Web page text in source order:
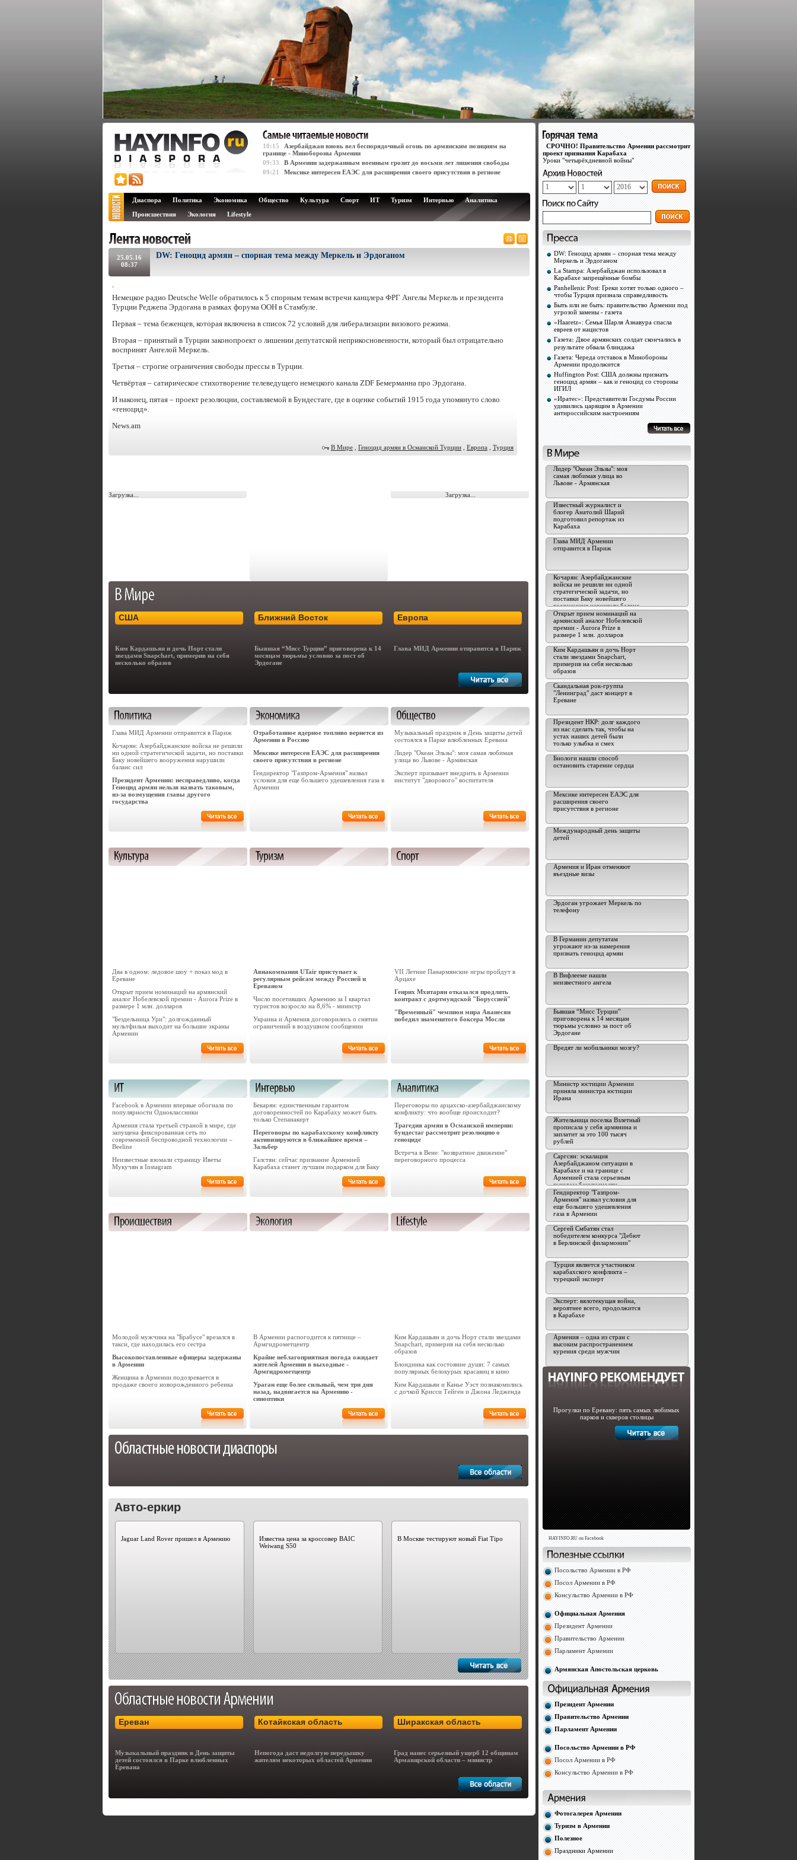
10:15
Азербайджан вновь вел беспорядочный огонь по армянским позициям на
границе - Минобороны Армении
09:33
В Армении задержанным военным грозит до восьми лет лишения свободы
09:21
Мексике интересен ЕАЭС для расширения своего присутствия в регионе
Диаспора Политика Экономика Общество Культура Спорт ИТ Туризм Интервью
Аналитика
Происшествия
Экология Lifestyle
25.05.16
08:37
DW: Геноцид армян – спорная тема между Меркель и Эрдоганом
Немецкое радио Deutsche Welle обратилось к 5 спорным темам встречи канцлера ФРГ Ангелы Меркель и президента
Турции Реджепа Эрдогана в рамках форума ООН в Стамбуле.
Первая – тема беженцев, которая включена в список 72 условий для либерализации визового режима.
Вторая – принятый в Турции законопроект о лишении депутатской неприкосновенности, который был отрицательно
воспринят Ангелой Меркель.
Третья – строгие ограничения свободы прессы в Турции.
Четвёртая – сатирическое стихотворение телеведущего немецкого канала ZDF Бемерманна про Эрдогана.
И наконец, пятая – проект резолюции, составляемой в Бундестаге, где в оценке событий 1915 года упомянуто слово
«геноцид».
News.am
В Мире Геноцид армян в Османской Турции Европа Турция
Загрузка... Загрузка...
США
Ким Кардашьян и дочь Норт стали
звездами Snapchart, примерив на себя
несколько образов
Ближний Восток
Бывшая “Мисс Турции” приговорена к 14
месяцам тюрьмы условно за пост об
Эрдогане
Европа
Глава МИД Армении отправится в Париж
Глава МИД Армении отправится в Париж
Кочарян: Азербайджанские войска не решили
ни одной стратегической задачи, но поставки
Баку новейшего вооружения нарушили
баланс сил
Президент Армении: несправедливо, когда
Геноцид армян нельзя назвать таковым,
из-за возмущения главы другого
государства
Отработанное ядерное топливо вернется из
Армении в Россию
Мексике интересен ЕАЭС для расширения
своего присутствия в регионе
Гендиректор "Газпром-Армения" назвал
условия для еще большего удешевления газа в
Армении
Музыкальный праздник в День защиты детей
состоялся в Парке влюбленных Еревана
Лидер "Океан Эльзы": моя самая любимая
улица во Львове - Армянская
Эксперт призывает внедрить в Армении
институт "дворового" воспитателя
Два в одном: ледовое шоу + показ мод в
Ереване
Открыт прием номинаций на армянский
аналог Нобелевской премии - Aurora Prize в
размере 1 млн. долларов
"Бездельница Ури": долгожданный
мультфильм выходит на большие экраны
Армении
Авиакомпания UTair приступает к
регулярным рейсам между Россией и
Ереваном
Число посетивших Армению за I квартал
туристов возросло на 8,6% - министр
Украина и Армения договорились о снятии
ограничений в воздушном сообщении
VII Летние Панармянские игры пройдут в
Арцахе
Генрих Мхитарян отказался продлить
контракт с дортмундской "Боруссией"
"Временный" чемпион мира Аванесян
победил знаменитого боксера Мосли
Facebook в Армении впервые обогнала по
популярности Одноклассники
Армения стала третьей страной в мире, где
запущена фиксированная сеть по
современной беспроводной технологии –
Beeline
Неизвестные взомали страницу Иветы
Мукучян в Instagram
Бекарян: единственным гарантом
договоренностей по Карабаху может быть
только Степанакерт
Переговоры по карабахскому конфликту
активизируются в ближайшее время –
Зальбер
Галстян: сейчас признание Арменией
Карабаха станет лучшим подарком для Баку
Переговоры по арцахско-азербайджанскому
конфликту: что вообще происходит?
Трагедия армян в Османской империи:
бундестаг рассмотрит резолюцию о
геноциде
Встреча в Вене: "возвратное движение"
переговорного процесса
Молодой мужчина на "Брабусе" врезался в
такси, где находилась его сестра
Высокопоставленные офицеры задержаны
в Армении
Женщина в Армении подозревается в
продаже своего новорожденного ребенка
В Армении распогодится к пятнице –
Армгидрометцентр
Крайне неблагоприятная погода ожидает
жителей Армении в выходные -
Армгидрометцентр
Ураган еще более сильный, чем три дня
назад, надвигается на Армению -
синоптики
Ким Кардашьян и дочь Норт стали звездами
Snapchart, примерив на себя несколько
образов
Блондинка как состояние души: 7 самых
популярных белокурых красавиц в кино
Ким Кардашьян и Канье Уэст познакомились
с дочкой Крисси Тейген и Джона Ледженда
Авто-еркир
Jaguar Land Rover пришел в Армению
Известна цена за кроссовер BAIC
Weiwang S50
В Москве тестируют новый Fiat Tipo
Ереван
Музыкальный праздник в День защиты
детей состоялся в Парке влюбленных
Еревана
Котайкская область
Непогода даст недолгую передышку
жителям некоторых областей Армении
Ширакская область
Град нанес серьезный ущерб 12 общинам
Армавирской области – министр
СРОЧНО! Правительство Армении рассмотрит
проект признания Карабаха
Уроки "четырёхдневной войны"
DW: Геноцид армян – спорная тема между
Меркель и Эрдоганом
La Stampa: Азербайджан использовал в
Карабахе запрещённые бомбы
Panhellenic Post: Греки хотят только одного –
чтобы Турция признала справедливость
Быть или не быть: правительство Армении под
угрозой замены - газета
«Haaretz»: Семья Шарля Азнавура спасла
евреев от нацистов
Газета։ Двое армянских солдат скончались в
результате обвала блиндажа
Газета: Череда отставок в Минобороны
Армении продолжится
Huffington Post: США должны признать
геноцид армян – как и геноцид со стороны
ИГИЛ
«Иратес»: Представители Госдумы России
удивились царящим в Армении
антироссийским настроениям
Лидер "Океан Эльзы": моя
самая любимая улица во
Львове - Армянская
Известный журналист и
блогер Анатолий Шарий
подготовил репортаж из
Карабаха
Глава МИД Армении
отправится в Париж
Кочарян: Азербайджанские
войска не решили ни одной
стратегической задачи, но
поставки Баку новейшего
вооружения нарушили баланс
сил
Открыт прием номинаций на
армянский аналог Нобелевской
премии - Aurora Prize в
размере 1 млн. долларов
Ким Кардашьян и дочь Норт
стали звездами Snapchart,
примерив на себя несколько
образов
Скандальная рок-группа
"Ленинград" даст концерт в
Ереване
Президент НКР: долг каждого
из нас сделать так, чтобы на
устах наших детей были
только улыбка и смех
Биологи нашли способ
остановить старение сердца
Мексике интересен ЕАЭС для
расширения своего
присутствия в регионе
Международный день защиты
детей
Армения и Иран отменяют
въездные визы
Эрдоган угрожает Меркель по
телефону
В Германии депутатам
угрожают из-за намерения
признать геноцид армян
В Вифлееме нашли
неизвестного ангела
Бывшая “Мисс Турции”
приговорена к 14 месяцам
тюрьмы условно за пост об
Эрдогане
Вредят ли мобильники мозгу?
Министр юстиции Армении
приняла министра юстиции
Ирана
Жительница поселка Взлетный
прописала у себя армянина и
заплатит за это 100 тысяч
рублей
Саргсян: эскалация
Азербайджаном ситуации в
Карабахе и на границе с
Арменией стала серьезным
вызовом безопасности
пространства ЕАЭС
Гендиректор "Газпром-
Армения" назвал условия для
еще большего удешевления
газа в Армении
Сергей Смбатян стал
победителем конкурса "Дебют
в Берлинской филармонии"
Турция является участником
карабахского конфликта –
турецкий эксперт
Эксперт: вялотекущая война,
вероятнее всего, продолжится
в Карабахе
Армения – одна из стран с
высоким распространением
курения среди мужчин
Прогулки по Еревану: пять самых любимых
парков и скверов столицы
HAYINFO.RU on Facebook
Посольство Армении в РФ
Посол Армении в РФ
Консульство Армении в РФ
Официальная Армения
Президент Армении
Правительство Армении
Парламент Армении
Армянская Апостольская церковь
Президент Армении
Правительство Армении
Парламент Армении
Посольство Армении в РФ
Посол Армении в РФ
Консульство Армении в РФ
Фотогалерея Армении
Туризм в Армении
Полезное
Праздники Армении